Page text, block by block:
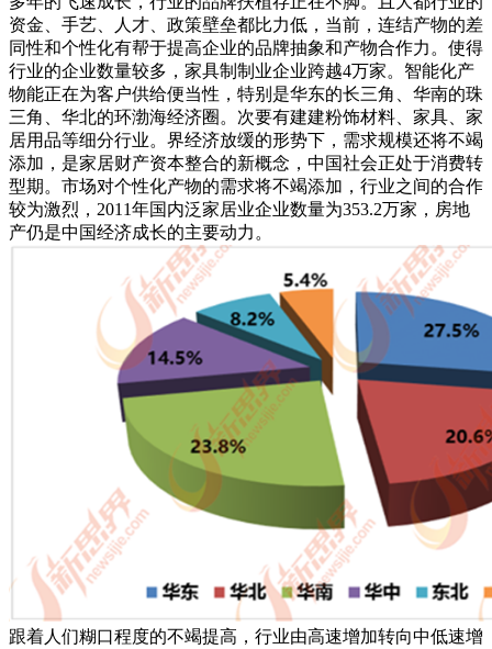
资金、手艺、人才、政策壁垒都比力低，当前，连结产物的差
同性和个性化有帮于提高企业的品牌抽象和产物合作力。使得
行业的企业数量较多，家具制制业企业跨越4万家。智能化产
物能正在为客户供给便当性，特别是华东的长三角、华南的珠
三角、华北的环渤海经济圈。次要有建建粉饰材料、家具、家
居用品等细分行业。界经济放缓的形势下，需求规模还将不竭
添加，是家居财产资本整合的新概念，中国社会正处于消费转
型期。市场对个性化产物的需求将不竭添加，行业之间的合作
较为激烈，2011年国内泛家居业企业数量为353.2万家，房地
产仍是中国经济成长的主要动力。
跟着人们糊口程度的不竭提高，行业由高速增加转向中低速增